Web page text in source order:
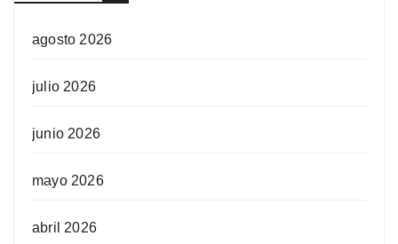
agosto 2026
julio 2026
junio 2026
mayo 2026
abril 2026